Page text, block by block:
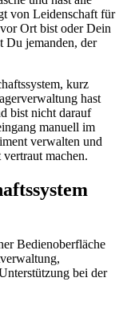
von Leidenschaft für
Ort bist oder Dein
Du jemanden, der
kurz
hast
bist nicht darauf
manuell im
verwalten und
machen.
Bedienoberfläche
bei der